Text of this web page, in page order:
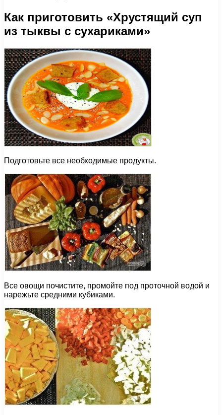
Как приготовить «Хрустящий суп
из тыквы с сухариками»
Подготовьте все необходимые продукты.
Все овощи почистите, промойте под проточной водой и
нарежьте средними кубиками.